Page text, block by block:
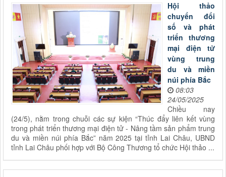
Hội thảo
chuyển đổi
số và phát
triển thương
mại điện tử
vùng trung
du và miền
núi phía Bắc
08:03
24/05/2025
Chiều nay
(24/5), nằm trong chuỗi các sự kiện “Thúc đẩy liên kết vùng
trong phát triển thương mại điện tử - Nâng tầm sản phẩm trung
du và miền núi phía Bắc” năm 2025 tại tỉnh Lai Châu, UBND
tỉnh Lai Châu phối hợp với Bộ Công Thương tổ chức Hội thảo ...